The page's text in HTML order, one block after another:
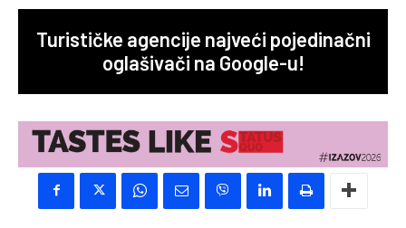
Turističke agencije najveći pojedinačni
oglašivači na Google-u!